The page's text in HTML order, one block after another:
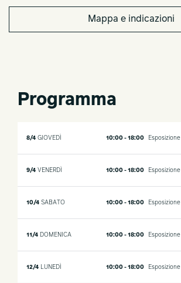
Mappa e indicazioni
Programma
8/4 GIOVEDÌ 10:00 - 18:00 Esposizione
9/4 VENERDÌ 10:00 - 18:00 Esposizione
10/4 SABATO 10:00 - 18:00 Esposizione
11/4 DOMENICA 10:00 - 18:00 Esposizione
12/4 LUNEDÌ 10:00 - 18:00 Esposizione